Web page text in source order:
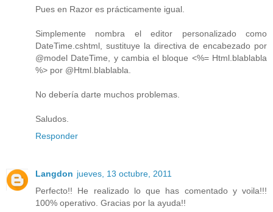
Pues en Razor es prácticamente igual.
Simplemente nombra el editor personalizado como
DateTime.cshtml, sustituye la directiva de encabezado por
@model DateTime, y cambia el bloque <%= Html.blablabla
%> por @Html.blablabla.
No debería darte muchos problemas.
Saludos.
Responder
Langdon jueves, 13 octubre, 2011
Perfecto!! He realizado lo que has comentado y voila!!!
100% operativo. Gracias por la ayuda!!